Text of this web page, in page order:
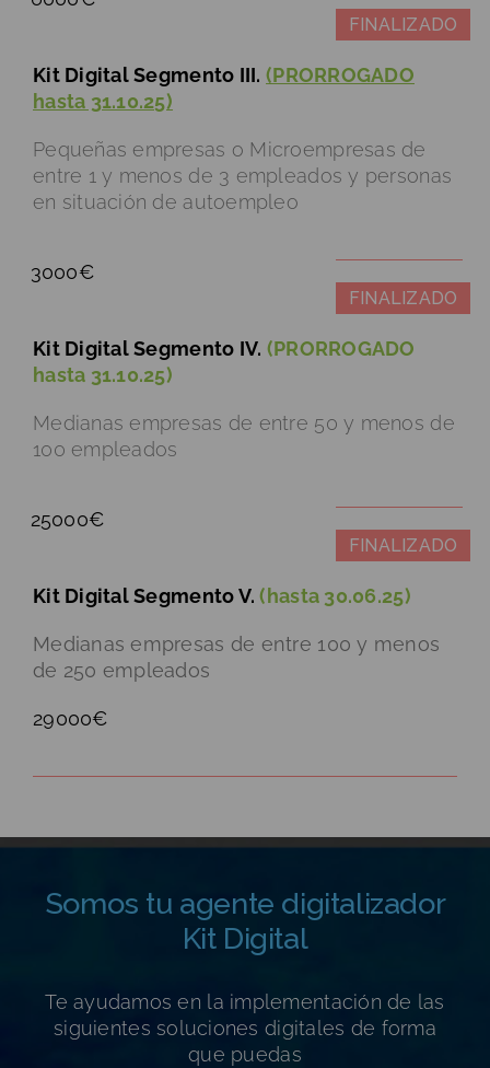
FINALIZADO
Kit Digital Segmento III. (PRORROGADO
hasta 31.10.25)
Pequeñas empresas o Microempresas de
entre 1 y menos de 3 empleados y personas
en situación de autoempleo
3000€
FINALIZADO
Kit Digital Segmento IV. (PRORROGADO
hasta 31.10.25)
Medianas empresas de entre 50 y menos de
100 empleados
25000€
FINALIZADO
Kit Digital Segmento V. (hasta 30.06.25)
Medianas empresas de entre 100 y menos
de 250 empleados
29000€
Somos tu agente digitalizador
Kit Digital
Te ayudamos en la implementación de las
siguientes soluciones digitales de forma
que puedas